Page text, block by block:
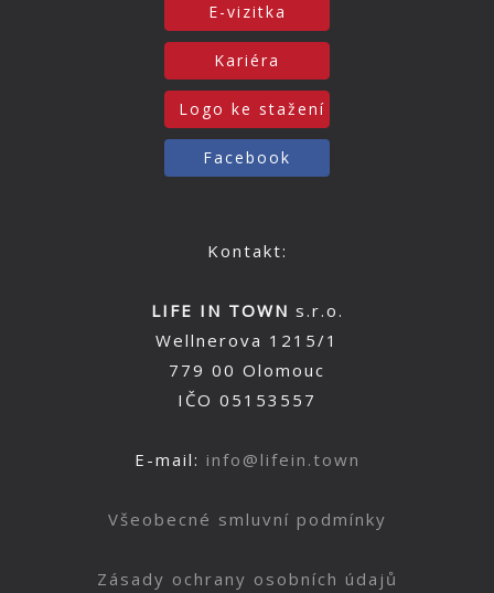
E-vizitka
Kariéra
Logo ke stažení
Facebook
Kontakt:
LIFE IN TOWN s.r.o.
Wellnerova 1215/1
779 00 Olomouc
IČO 05153557
E-mail: info@lifein.town
Všeobecné smluvní podmínky
Zásady ochrany osobních údajů